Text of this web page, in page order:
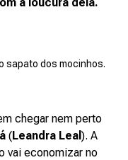
a loucura dela.
sapato dos mocinhos.
chegar nem perto
(Leandra Leal ). A
vai economizar no